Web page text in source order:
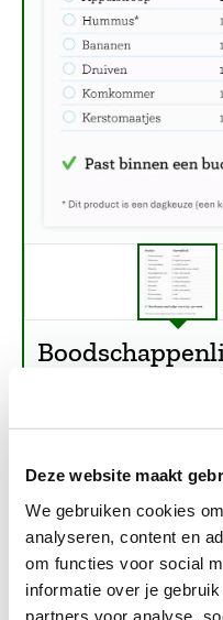
Deze website maakt
We gebruiken cookies
analyseren, content en
om functies voor social
informatie over je
partners voor analyse,
Of download de
Inspiratie voor brood